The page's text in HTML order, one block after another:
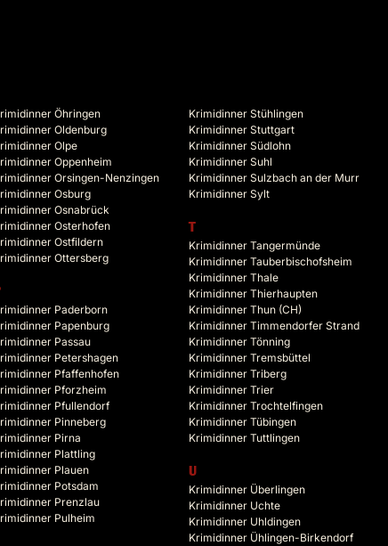
Öhringen
Oldenburg
Olpe
Oppenheim
Orsingen-Nenzingen
Osburg
Osnabrück
Osterhofen
Ostfildern
Ottersberg
Paderborn
Papenburg
Passau
Petershagen
Pfaffenhofen
Pforzheim
Pfullendorf
Pinneberg
Pirna
Plattling
Plauen
Potsdam
Prenzlau
Pulheim
Krimidinner Stühlingen
Krimidinner Stuttgart
Krimidinner Südlohn
Krimidinner Suhl
Krimidinner Sulzbach an der Murr
Krimidinner Sylt
T
Krimidinner Tangermünde
Krimidinner Tauberbischofsheim
Krimidinner Thale
Krimidinner Thierhaupten
Krimidinner Thun (CH)
Krimidinner Timmendorfer Strand
Krimidinner Tönning
Krimidinner Tremsbüttel
Krimidinner Triberg
Krimidinner Trier
Krimidinner Trochtelfingen
Krimidinner Tübingen
Krimidinner Tuttlingen
U
Krimidinner Überlingen
Krimidinner Uchte
Krimidinner Uhldingen
Krimidinner Ühlingen-Birkendorf